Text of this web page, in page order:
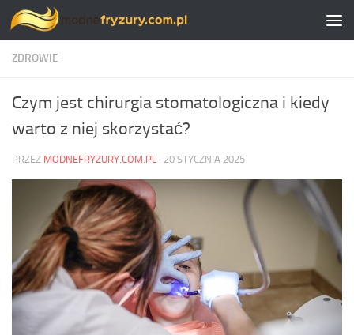
Skip to content
ZDROWIE
Czym jest chirurgia stomatologiczna i kiedy
warto z niej skorzystać?
PRZEZ MODNEFRYZURY.COM.PL · 20 STYCZNIA 2025